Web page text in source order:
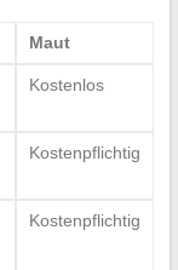
Maut
Kostenlos
Kostenpflichtig
Kostenpflichtig